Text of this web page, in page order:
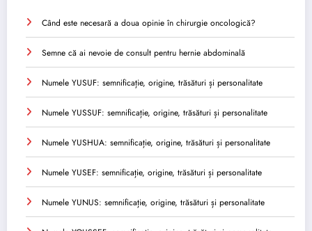
Când este necesară a doua opinie în chirurgie oncologică?
Semne că ai nevoie de consult pentru hernie abdominală
Numele YUSUF: semnificație, origine, trăsături și personalitate
Numele YUSSUF: semnificație, origine, trăsături și personalitate
Numele YUSHUA: semnificație, origine, trăsături și personalitate
Numele YUSEF: semnificație, origine, trăsături și personalitate
Numele YUNUS: semnificație, origine, trăsături și personalitate